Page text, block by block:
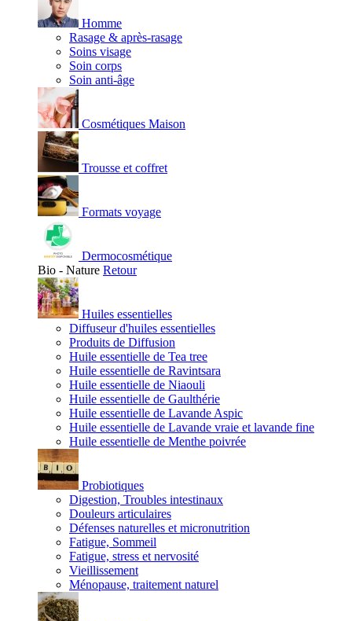
Homme
Rasage & après-rasage
Soins visage
Soin corps
Soin anti-âge
Cosmétiques Maison
Trousse et coffret
Formats voyage
Dermocosmétique
Bio - Nature Retour
Huiles essentielles
Diffuseur d'huiles essentielles
Produits de Diffusion
Huile essentielle de Tea tree
Huile essentielle de Ravintsara
Huile essentielle de Niaouli
Huile essentielle de Gaulthérie
Huile essentielle de Lavande Aspic
Huile essentielle de Lavande vraie et lavande fine
Huile essentielle de Menthe poivrée
Probiotiques
Digestion, Troubles intestinaux
Douleurs articulaires
Défenses naturelles et micronutrition
Fatigue, Sommeil
Fatigue, stress et nervosité
Vieillissement
Ménopause, traitement naturel